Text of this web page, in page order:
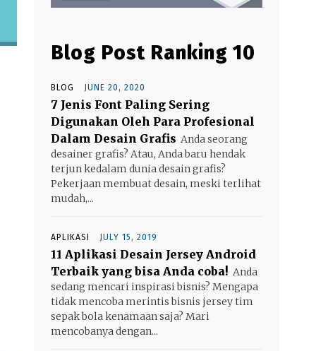
Blog Post Ranking 10
BLOG JUNE 20, 2020
7 Jenis Font Paling Sering
Digunakan Oleh Para Profesional
Dalam Desain Grafis Anda seorang
desainer grafis? Atau, Anda baru hendak
terjun kedalam dunia desain grafis?
Pekerjaan membuat desain, meski terlihat
mudah,...
APLIKASI JULY 15, 2019
11 Aplikasi Desain Jersey Android
Terbaik yang bisa Anda coba! Anda
sedang mencari inspirasi bisnis? Mengapa
tidak mencoba merintis bisnis jersey tim
sepak bola kenamaan saja? Mari
mencobanya dengan...